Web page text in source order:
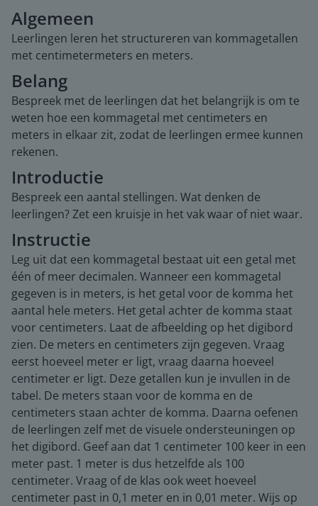
Algemeen
Leerlingen leren het structureren van kommagetallen
met centimetermeters en meters.
Belang
Bespreek met de leerlingen dat het belangrijk is om te
weten hoe een kommagetal met centimeters en
meters in elkaar zit, zodat de leerlingen ermee kunnen
rekenen.
Introductie
Bespreek een aantal stellingen. Wat denken de
leerlingen? Zet een kruisje in het vak waar of niet waar.
Instructie
Leg uit dat een kommagetal bestaat uit een getal met
één of meer decimalen. Wanneer een kommagetal
gegeven is in meters, is het getal voor de komma het
aantal hele meters. Het getal achter de komma staat
voor centimeters. Laat de afbeelding op het digibord
zien. De meters en centimeters zijn gegeven. Vraag
eerst hoeveel meter er ligt, vraag daarna hoeveel
centimeter er ligt. Deze getallen kun je invullen in de
tabel. De meters staan voor de komma en de
centimeters staan achter de komma. Daarna oefenen
de leerlingen zelf met de visuele ondersteuningen op
het digibord. Geef aan dat 1 centimeter 100 keer in een
meter past. 1 meter is dus hetzelfde als 100
centimeter. Vraag of de klas ook weet hoeveel
centimeter past in 0,1 meter en in 0,01 meter. Wijs op